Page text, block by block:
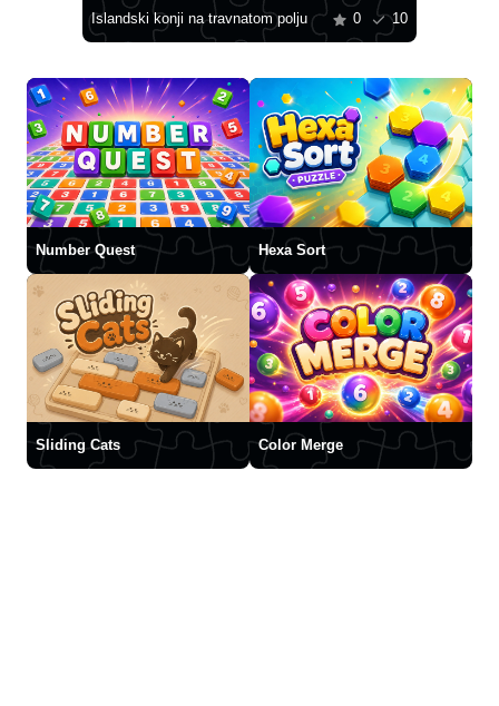
Islandski konji na travnatom polju 0 10
Number Quest Hexa Sort
Sliding Cats Color Merge